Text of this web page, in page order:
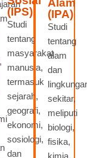
(IPS)
Studi
tentang
masyarakat
manusia,
termasuk
sejarah,
geografi,
ekonomi,
sosiologi,
dan
Alam
(IPA)
Studi
tentang
alam
dan
sekitar,
meliputi
biologi,
fisika,
kimia,